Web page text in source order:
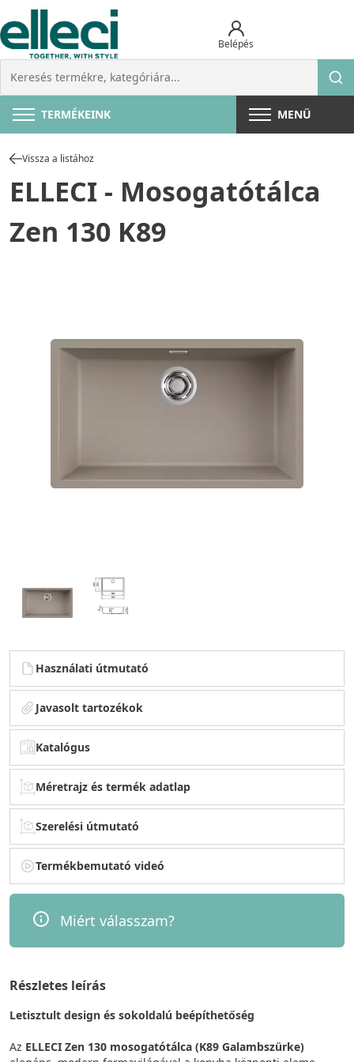
Belépés
TERMÉKEINK MENÜ
Vissza a listához
ELLECI - Mosogatótálca
Zen 130 K89
Használati útmutató
Javasolt tartozékok
Katalógus
Méretrajz és termék adatlap
Szerelési útmutató
Termékbemutató videó
Miért válasszam?
Részletes leírás
Letisztult design és sokoldalú beépíthetőség
Az ELLECI Zen 130 mosogatótálca (K89 Galambszürke)